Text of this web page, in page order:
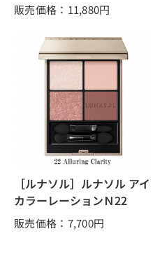
販売価格：11,880円
［ルナソル］ルナソル アイ
カラーレーションＮ22
販売価格：7,700円